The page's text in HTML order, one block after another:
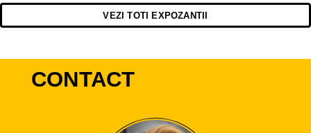
VEZI TOTI EXPOZANTII
CONTACT